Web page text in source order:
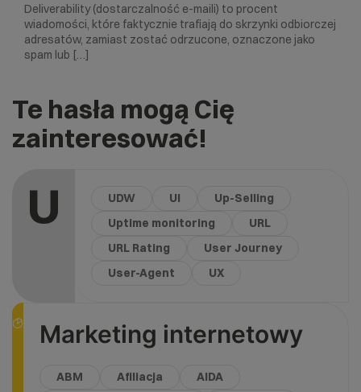
Deliverability (dostarczalność e-maili) to procent
wiadomości, które faktycznie trafiają do skrzynki odbiorczej
adresatów, zamiast zostać odrzucone, oznaczone jako
spam lub […]
Te hasła mogą Cię
zainteresować!
U UDW UI
Up-Selling
Uptime monitoring
URL
URL Rating
User Journey
User-Agent
UX
Marketing internetowy
ABM Afiliacja
AIDA